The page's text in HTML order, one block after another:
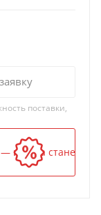
поставки,
и цена станет